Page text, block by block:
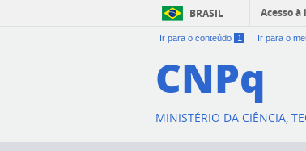
BRASIL Acesso
Ir para o conteúdo 1 Ir para o
CNPq
MINISTÉRIO DA CIÊNCIA,